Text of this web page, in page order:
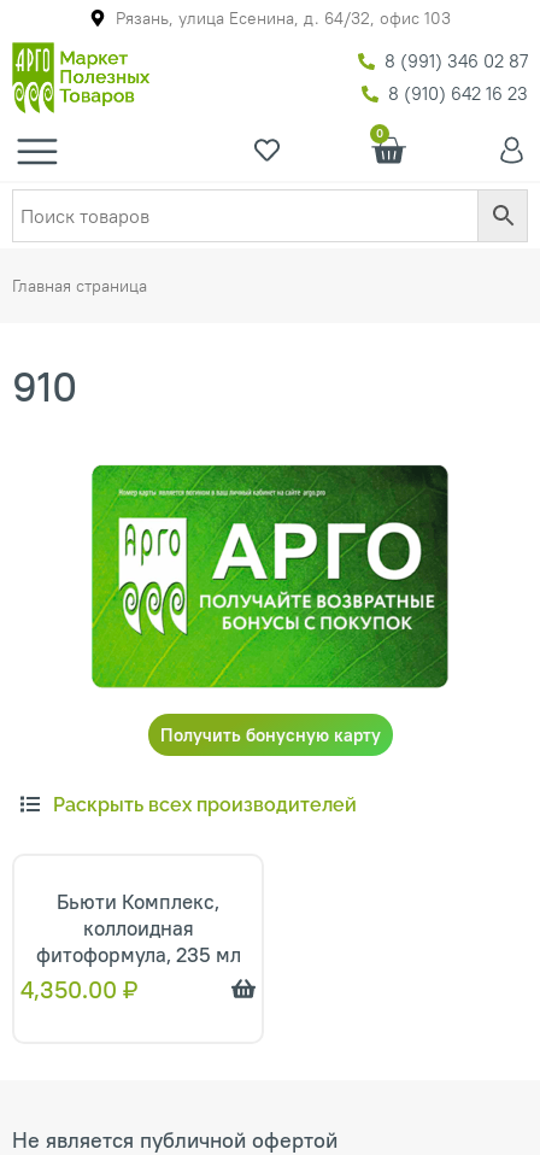
Рязань, улица Есенина, д. 64/32, офис 103
8 (991) 346 02 87
8 (910) 642 16 23
0
Главная страница
910
Получить бонусную карту
Раскрыть всех производителей
Бьюти Комплекс,
коллоидная
фитоформула, 235 мл
4,350.00 ₽
Не является публичной офертой